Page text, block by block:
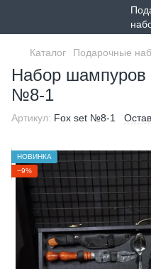
Каталог Подарочные
Набор шампуров
№8-1
Артикул: Fox set №8-1
НОВИНКА
−9%